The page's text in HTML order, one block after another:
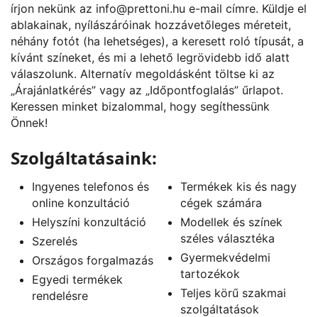
írjon nekünk az info@prettoni.hu e-mail címre. Küldje el
ablakainak, nyílászáróinak hozzávetőleges méreteit,
néhány fotót (ha lehetséges), a keresett roló típusát, a
kívánt színeket, és mi a lehető legrövidebb idő alatt
válaszolunk. Alternatív megoldásként töltse ki az
„Árajánlatkérés” vagy az „Időpontfoglalás” űrlapot.
Keressen minket bizalommal, hogy segíthessünk
Önnek!
Szolgáltatásaink:
Ingyenes telefonos és
online konzultáció
Helyszíni konzultáció
Szerelés
Országos forgalmazás
Egyedi termékek
rendelésre
Termékek kis és nagy
cégek számára
Modellek és színek
széles választéka
Gyermekvédelmi
tartozékok
Teljes körű szakmai
szolgáltatások